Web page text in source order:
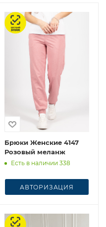
Честный знак
Брюки Женские 4147
Розовый меланж
Есть в наличии 338
АВТОРИЗАЦИЯ
Честный знак